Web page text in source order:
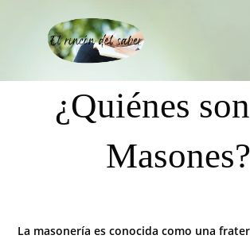
¿Quiénes
Masones?
La masonería es conocida como una